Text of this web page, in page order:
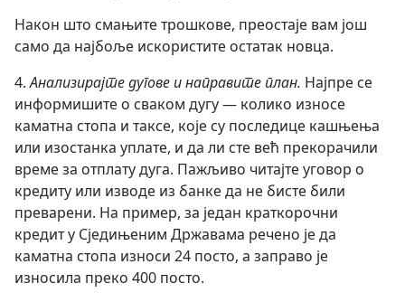
Након што смањите трошкове, преостаје вам још
само да најбоље искористите остатак новца.
4.Анализирајте дугове и направите план. Најпре се
информишите о сваком дугу — колико износе
каматна стопа и таксе, које су последице кашњења
или изостанка уплате, и да ли сте већ прекорачили
време за отплату дуга. Пажљиво читајте уговор о
кредиту или изводе из банке да не бисте били
преварени. На пример, за један краткорочни
кредит у Сједињеним Државама речено је да
каматна стопа износи 24 посто, а заправо је
износила преко 400 посто.